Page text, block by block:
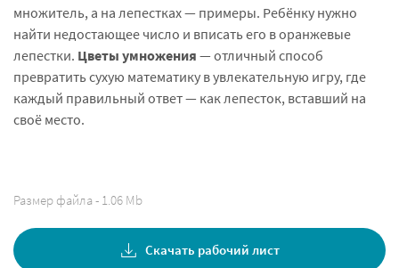
множитель, а на лепестках — примеры. Ребёнку нужно
найти недостающее число и вписать его в оранжевые
лепестки. Цветы умножения — отличный способ
превратить сухую математику в увлекательную игру, где
каждый правильный ответ — как лепесток, вставший на
своё место.
Размер файла - 1.06 Mb
Скачать рабочий лист